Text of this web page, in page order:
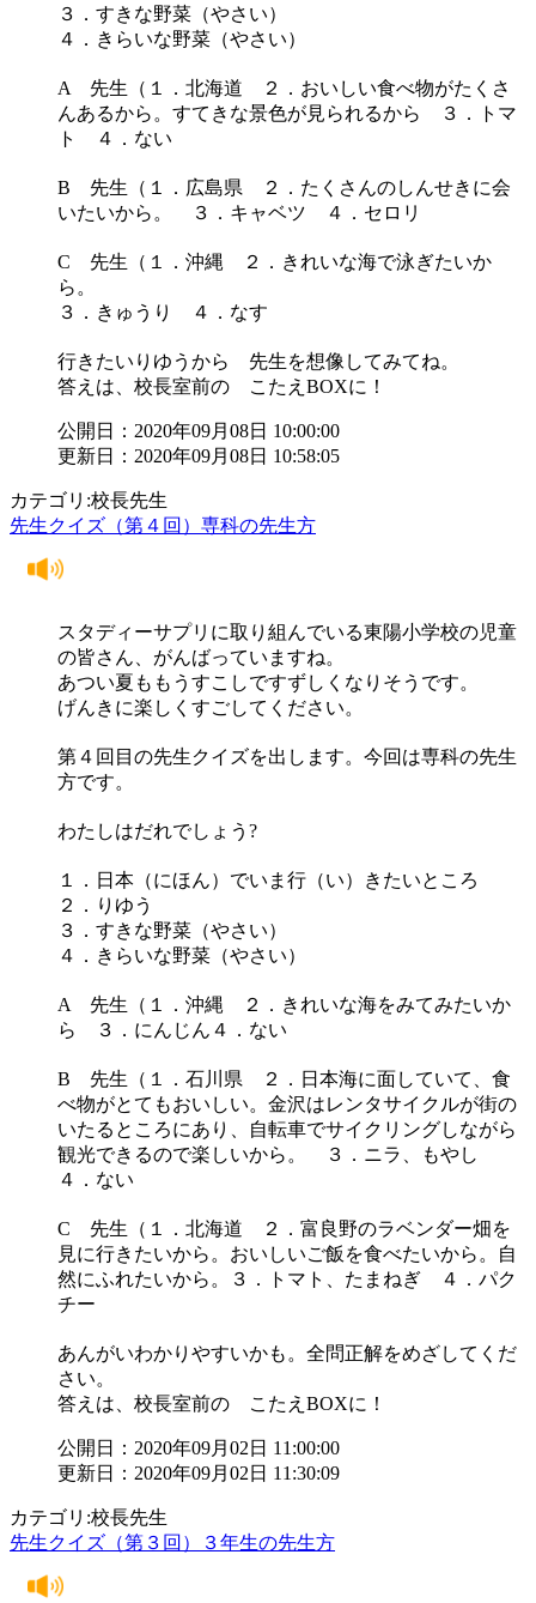
３．すきな野菜（やさい）
４．きらいな野菜（やさい）
A 先生（１．北海道 ２．おいしい食べ物がたくさ
んあるから。すてきな景色が見られるから ３．トマ
ト ４．ない
B 先生（１．広島県 ２．たくさんのしんせきに会
いたいから。 ３．キャベツ ４．セロリ
C 先生（１．沖縄 ２．きれいな海で泳ぎたいか
ら。
３．きゅうり ４．なす
行きたいりゆうから 先生を想像してみてね。
答えは、校長室前の こたえBOXに！
公開日：2020年09月08日 10:00:00
更新日：2020年09月08日 10:58:05
カテゴリ:校長先生
先生クイズ（第４回）専科の先生方
スタディーサプリに取り組んでいる東陽小学校の児童
の皆さん、がんばっていますね。
あつい夏ももうすこしですずしくなりそうです。
げんきに楽しくすごしてください。
第４回目の先生クイズを出します。今回は専科の先生
方です。
わたしはだれでしょう?
１．日本（にほん）でいま行（い）きたいところ
２．りゆう
３．すきな野菜（やさい）
４．きらいな野菜（やさい）
A 先生（１．沖縄 ２．きれいな海をみてみたいか
ら ３．にんじん４．ない
B 先生（１．石川県 ２．日本海に面していて、食
べ物がとてもおいしい。金沢はレンタサイクルが街の
いたるところにあり、自転車でサイクリングしながら
観光できるので楽しいから。 ３．ニラ、もやし
４．ない
C 先生（１．北海道 ２．富良野のラベンダー畑を
見に行きたいから。おいしいご飯を食べたいから。自
然にふれたいから。３．トマト、たまねぎ ４．パク
チー
あんがいわかりやすいかも。全問正解をめざしてくだ
さい。
答えは、校長室前の こたえBOXに！
公開日：2020年09月02日 11:00:00
更新日：2020年09月02日 11:30:09
カテゴリ:校長先生
先生クイズ（第３回）３年生の先生方